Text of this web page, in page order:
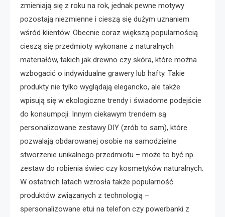
zmieniają się z roku na rok, jednak pewne motywy
pozostają niezmienne i cieszą się dużym uznaniem
wśród klientów. Obecnie coraz większą popularnością
cieszą się przedmioty wykonane z naturalnych
materiałów, takich jak drewno czy skóra, które można
wzbogacić o indywidualne grawery lub hafty. Takie
produkty nie tylko wyglądają elegancko, ale także
wpisują się w ekologiczne trendy i świadome podejście
do konsumpcji. Innym ciekawym trendem są
personalizowane zestawy DIY (zrób to sam), które
pozwalają obdarowanej osobie na samodzielne
stworzenie unikalnego przedmiotu – może to być np.
zestaw do robienia świec czy kosmetyków naturalnych.
W ostatnich latach wzrosła także popularność
produktów związanych z technologią –
spersonalizowane etui na telefon czy powerbanki z